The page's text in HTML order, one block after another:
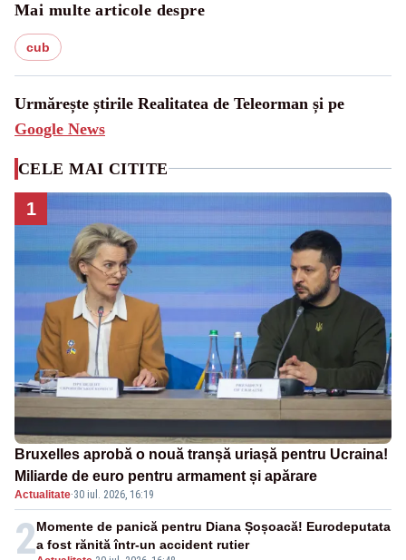
Mai multe articole despre
cub
Urmărește știrile Realitatea de Teleorman și pe
Google News
CELE MAI CITITE
1
Bruxelles aprobă o nouă tranșă uriașă pentru Ucraina!
Miliarde de euro pentru armament și apărare
Actualitate·30 iul. 2026, 16:19
2Momente de panică pentru Diana Șoșoacă! Eurodeputata
a fost rănită într-un accident rutier